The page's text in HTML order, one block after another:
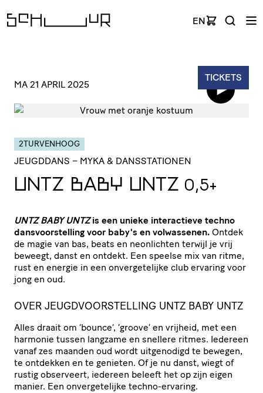
EN
TICKETS
MA 21 APRIL 2025
2TURVENHOOG
JEUGDDANS – MYKA & DANSSTATIONEN
UNTZ BABY UNTZ 0,5+
UNTZ BABY UNTZis een unieke interactieve techno
dansvoorstelling voor baby's en volwassenen. Ontdek
de magie van bas, beats en neonlichten terwijl je vrij
beweegt, danst en ontdekt. Een speelse mix van ritme,
rust en energie in een onvergetelijke club ervaring voor
jong en oud.
OVER JEUGDVOORSTELLING UNTZ BABY UNTZ
Alles draait om ‘bounce’, ’groove’ en vrijheid, met een
harmonie tussen langzame en snellere ritmes. Iedereen
vanaf zes maanden oud wordt uitgenodigd te bewegen,
te ontdekken en te genieten. Of je nu danst, wiegt of
rustig observeert, iedereen beleeft het op zijn eigen
manier. Een onvergetelijke techno-ervaring.